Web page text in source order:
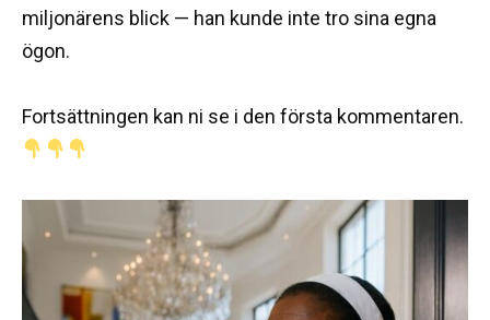
miljonärens blick — han kunde inte tro sina egna
ögon.
Fortsättningen kan ni se i den första kommentaren.